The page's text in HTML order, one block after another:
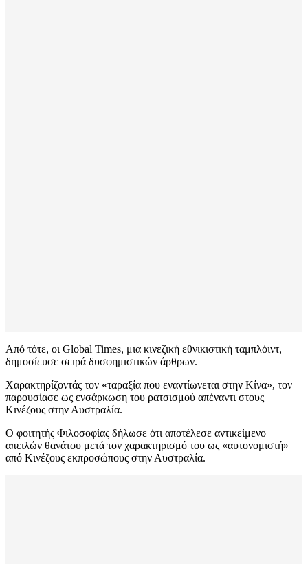
Από τότε, οι Global Times, μια κινεζική εθνικιστική ταμπλόιντ,
δημοσίευσε σειρά δυσφημιστικών άρθρων.
Χαρακτηρίζοντάς τον «ταραξία που εναντίωνεται στην Κίνα», τον
παρουσίασε ως ενσάρκωση του ρατσισμού απέναντι στους
Κινέζους στην Αυστραλία.
Ο φοιτητής Φιλοσοφίας δήλωσε ότι αποτέλεσε αντικείμενο
απειλών θανάτου μετά τον χαρακτηρισμό του ως «αυτονομιστή»
από Κινέζους εκπροσώπους στην Αυστραλία.